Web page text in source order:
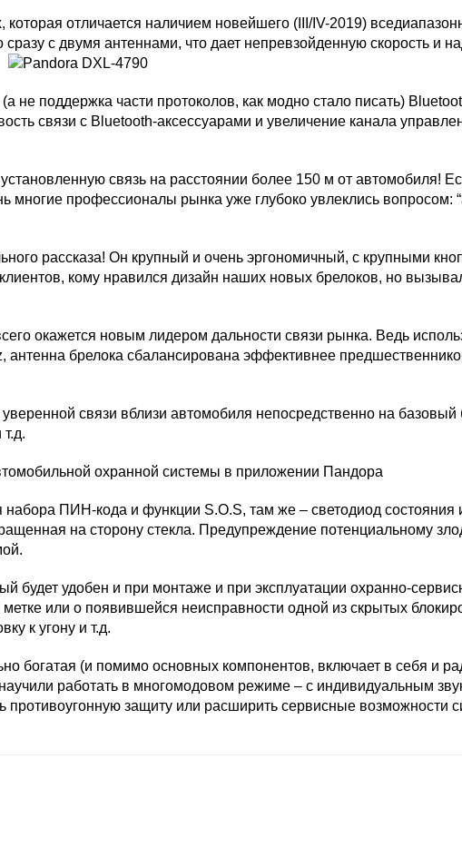
отличается наличием новейшего (III/IV-2019)
с двумя антеннами, что дает непревзойденную скорость и
поддержка части протоколов, как модно стало писать)
связи с Bluetooth-аксессуарами и увеличение канала
связь на расстоянии более 150 м от автомобиля!
профессионалы рынка уже глубоко увлеклись вопросом:
рассказа! Он крупный и очень эргономичный, с крупными
кому нравился дизайн наших новых брелоков, но
окажется новым лидером дальности связи рынка. Ведь
антенна брелока сбалансирована эффективнее
связи вблизи автомобиля непосредственно на
набора ПИН-кода и функции S.O.S, там же – светодиод состояния
на сторону стекла. Предупреждение потенциальному
будет удобен и при монтаже и при эксплуатации охранно-
или о появившейся неисправности одной из скрытых
к угону и т.д.
богатая (и помимо основных компонентов, включает в себя и
работать в многомодовом режиме – с индивидуальным
противоугонную защиту или расширить сервисные возможности